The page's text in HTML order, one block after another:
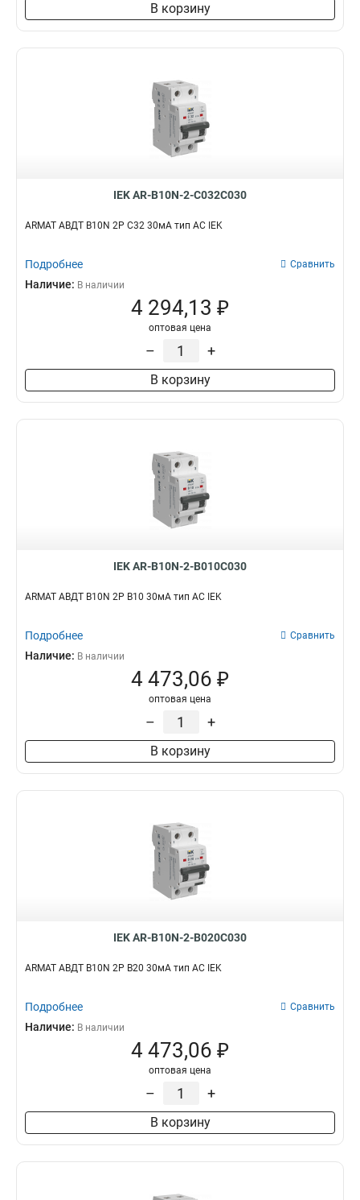
В корзину
IEK AR-B10N-2-C032C030
ARMAT АВДТ B10N 2P C32 30мА тип AC IEK
Подробнее Сравнить
Наличие: В наличии
4 294,13 ₽
оптовая цена
– +
В корзину
IEK AR-B10N-2-B010C030
ARMAT АВДТ B10N 2P B10 30мА тип AC IEK
Подробнее Сравнить
Наличие: В наличии
4 473,06 ₽
оптовая цена
– +
В корзину
IEK AR-B10N-2-B020C030
ARMAT АВДТ B10N 2P B20 30мА тип AC IEK
Подробнее Сравнить
Наличие: В наличии
4 473,06 ₽
оптовая цена
– +
В корзину